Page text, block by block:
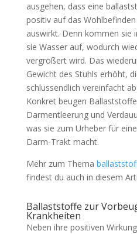
ausgehen, dass eine
positiv auf das
auswirkt. Denn kommen sie
sie Wasser auf, wodurch
vergrößert wird. Das
Gewicht des Stuhls erhöht,
schlussendlich vereinfacht
Konkret beugen
Darmentleerung und
was sie zum Urheber für
Darm-Trakt macht.
Mehr zum Thema
findest du auch in diesem
Ballaststoffe zur
Krankheiten
Neben ihre positiven